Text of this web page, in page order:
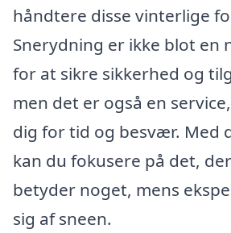
håndtere disse vinterlige
Snerydning er ikke blot en
for at sikre sikkerhed og
men det er også en
dig for tid og besvær. Med
kan du fokusere på det,
betyder noget, mens
sig af sneen.